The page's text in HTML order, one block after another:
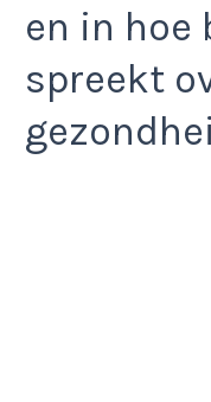
en in hoe
spreekt